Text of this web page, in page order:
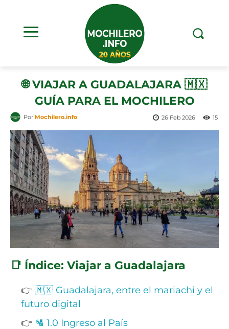
🌐 VIAJAR A GUADALAJARA 🇲🇽
GUÍA PARA EL MOCHILERO
15
26 Feb 2026
Por Mochilero.info
📑 Índice: Viajar a Guadalajara
👉 🇲🇽 Guadalajara, entre el mariachi y el
futuro digital
👉 🛂 1.0 Ingreso al País